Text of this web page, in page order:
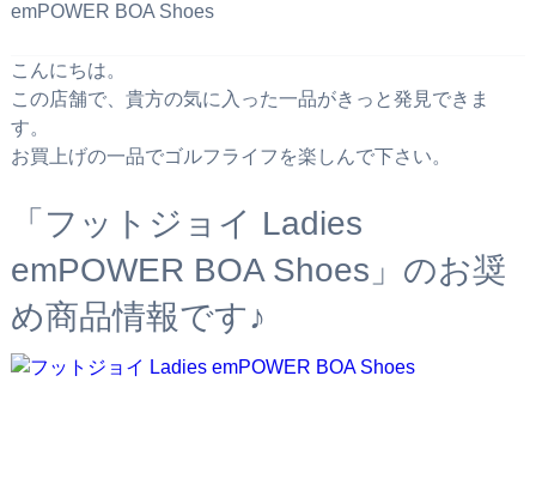
emPOWER BOA Shoes
こんにちは。
この店舗で、貴方の気に入った一品がきっと発見できま
す。
お買上げの一品でゴルフライフを楽しんで下さい。
「フットジョイ Ladies
emPOWER BOA Shoes」のお奨
め商品情報です♪